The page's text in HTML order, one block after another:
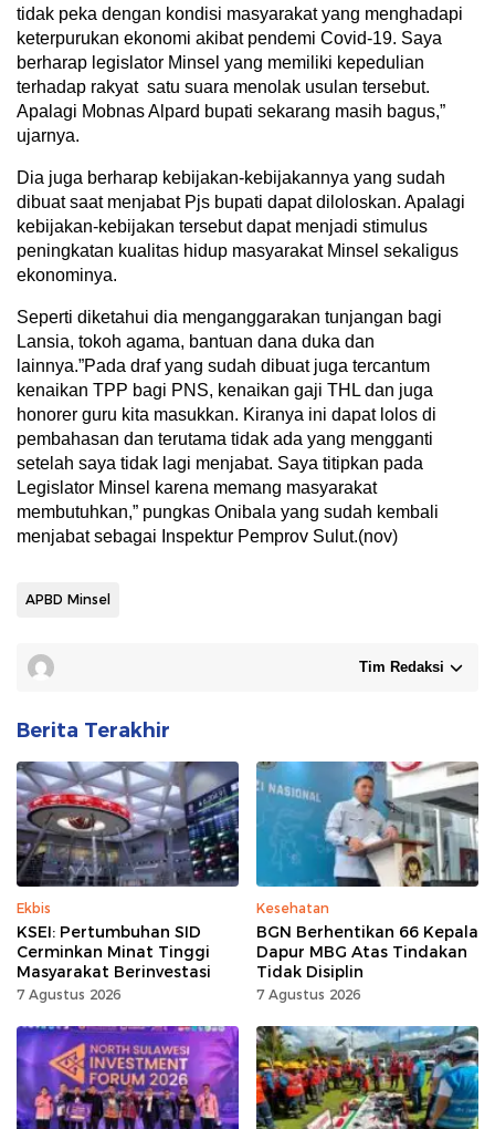
tidak peka dengan kondisi masyarakat yang menghadapi
keterpurukan ekonomi akibat pendemi Covid-19. Saya
berharap legislator Minsel yang memiliki kepedulian
terhadap rakyat satu suara menolak usulan tersebut.
Apalagi Mobnas Alpard bupati sekarang masih bagus,”
ujarnya.
Dia juga berharap kebijakan-kebijakannya yang sudah
dibuat saat menjabat Pjs bupati dapat diloloskan. Apalagi
kebijakan-kebijakan tersebut dapat menjadi stimulus
peningkatan kualitas hidup masyarakat Minsel sekaligus
ekonominya.
Seperti diketahui dia menganggarakan tunjangan bagi
Lansia, tokoh agama, bantuan dana duka dan
lainnya.”Pada draf yang sudah dibuat juga tercantum
kenaikan TPP bagi PNS, kenaikan gaji THL dan juga
honorer guru kita masukkan. Kiranya ini dapat lolos di
pembahasan dan terutama tidak ada yang mengganti
setelah saya tidak lagi menjabat. Saya titipkan pada
Legislator Minsel karena memang masyarakat
membutuhkan,” pungkas Onibala yang sudah kembali
menjabat sebagai Inspektur Pemprov Sulut.(nov)
APBD Minsel
Tim Redaksi
Berita Terakhir
Ekbis
KSEI: Pertumbuhan SID
Cerminkan Minat Tinggi
Masyarakat Berinvestasi
7 Agustus 2026
Kesehatan
BGN Berhentikan 66 Kepala
Dapur MBG Atas Tindakan
Tidak Disiplin
7 Agustus 2026